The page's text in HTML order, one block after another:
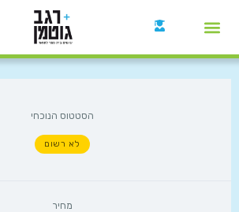
הסטטוס הנוכחי
לא רשום
מחיר